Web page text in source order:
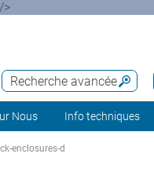
>
Recherche avancée
Nous Info techniques
enclosures-d